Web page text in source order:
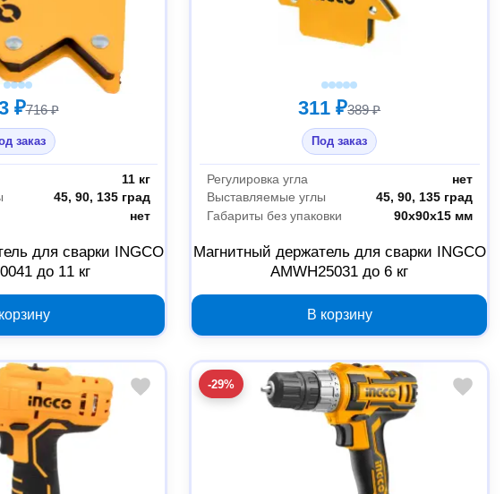
₽716 ₽
заказ
11 кг
45, 90, 135 град
нет
для сварки INGCO
до 11 кг
311 ₽389 ₽
Под заказ
Регулировка угла
нет
Выставляемые углы
45, 90, 135 град
Габариты без упаковки
90х90х15 мм
Магнитный держатель для сварки INGCO
AMWH25031 до 6 кг
В корзину
-29%